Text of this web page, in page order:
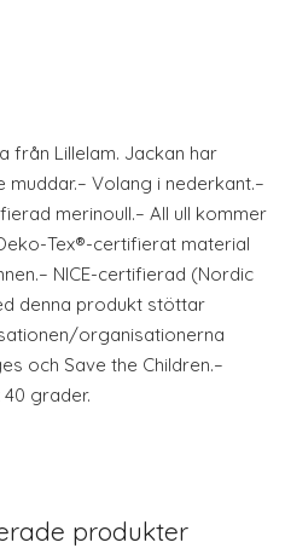
från Lillelam. Jackan har
Volang i nederkant.–
merinoull.– All ull kommer
Tex®-certifierat material
NICE-certifierad (Nordic
denna produkt stöttar
organisationerna
och Save the Children.–
40 grader.
produkter